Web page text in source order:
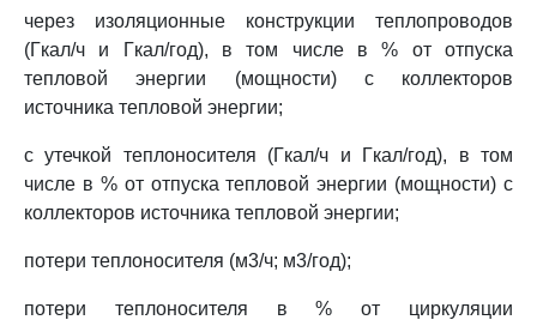
через изоляционные конструкции теплопроводов
(Гкал/ч и Гкал/год), в том числе в % от отпуска
тепловой энергии (мощности) с коллекторов
источника тепловой энергии;
с утечкой теплоносителя (Гкал/ч и Гкал/год), в том
числе в % от отпуска тепловой энергии (мощности) с
коллекторов источника тепловой энергии;
потери теплоносителя (м3/ч; м3/год);
потери теплоносителя в % от циркуляции